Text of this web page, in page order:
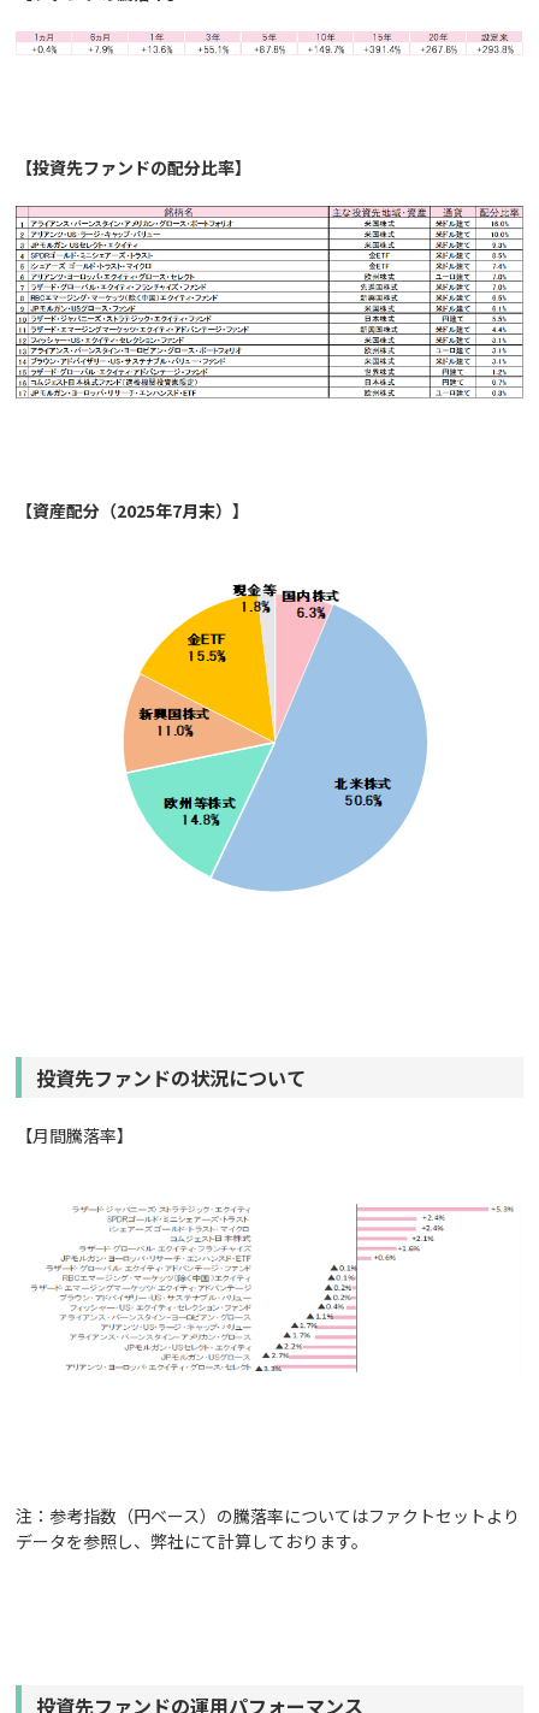
【投資先ファンドの配分比率】
【資産配分（2025年7月末）】
投資先ファンドの状況について
【月間騰落率】
注：参考指数（円ベース）の騰落率についてはファクトセットより
データを参照し、弊社にて計算しております。
投資先ファンドの運用パフォーマンス